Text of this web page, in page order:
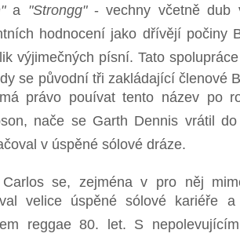
a "Strongg"- vechny včetně dub
hodnocení jako dřívějí počiny
výjimečných písní. Tato
se původní tři zakládající členové
právo pouívat tento název po
nače se Garth Dennis vrátil
v úspěné sólové dráze.
se, zejména v pro něj
velice úspěné sólové kariéře
reggae 80. let. S